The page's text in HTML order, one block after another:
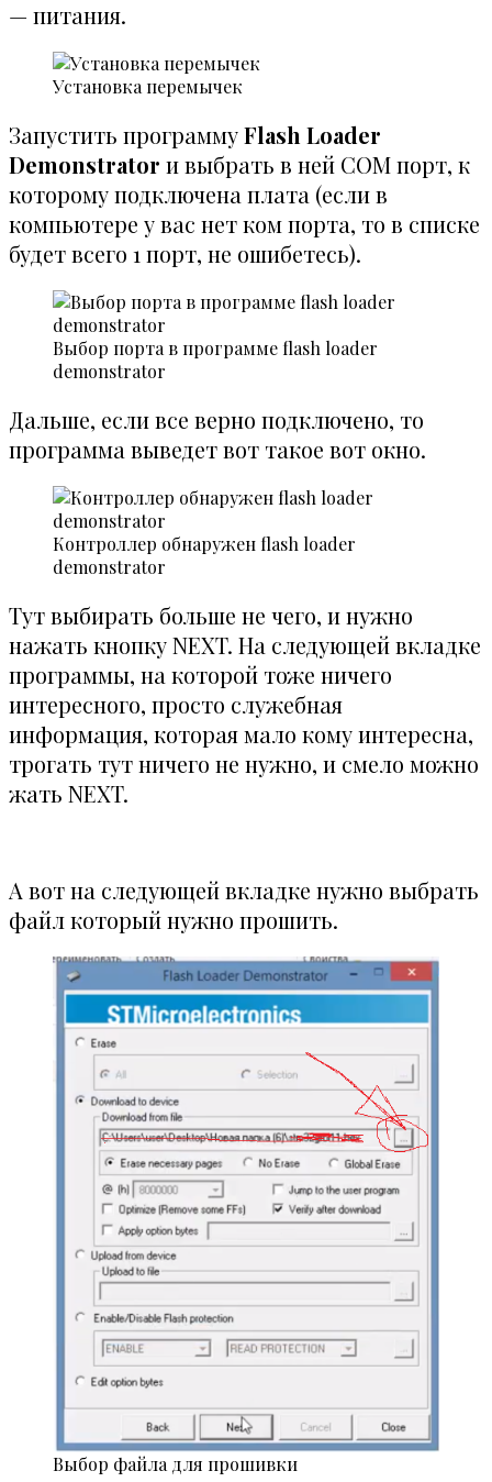
— питания.
Установка перемычек
Запустить программуFlash Loader
Demonstrator и выбрать в ней COM порт, к
которому подключена плата (если в
компьютере у вас нет ком порта, то в списке
будет всего 1 порт, не ошибетесь).
Выбор порта в программе flash loader
demonstrator
Дальше, если все верно подключено, то
программа выведет вот такое вот окно.
Контроллер обнаружен flash loader
demonstrator
Тут выбирать больше не чего, и нужно
нажать кнопку NEXT. На следующей вкладке
программы, на которой тоже ничего
интересного, просто служебная
информация, которая мало кому интересна,
трогать тут ничего не нужно, и смело можно
жать NEXT.
А вот на следующей вкладке нужно выбрать
файл который нужно прошить.
Выбор файла для прошивки